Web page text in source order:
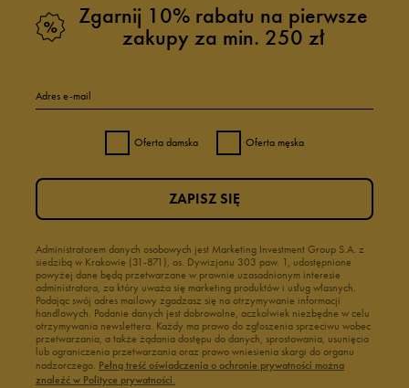
Zgarnij 10% rabatu na pierwsze
zakupy za min. 250 zł
Adres e-mail
Oferta damska Oferta męska
Administratorem danych osobowych jest Marketing Investment Group S.A. z
siedzibą w Krakowie (31-871), os. Dywizjonu 303 paw. 1, udostępnione
powyżej dane będą przetwarzane w prawnie uzasadnionym interesie
administratora, za który uważa się marketing produktów i usług własnych.
Podając swój adres mailowy zgadzasz się na otrzymywanie informacji
handlowych. Podanie danych jest dobrowolne, aczkolwiek niezbędne w celu
otrzymywania newslettera. Każdy ma prawo do zgłoszenia sprzeciwu wobec
przetwarzania, a także żądania dostępu do danych, sprostowania, usunięcia
lub ograniczenia przetwarzania oraz prawo wniesienia skargi do organu
nadzorczego. Pełną treść oświadczenia o ochronie prywatności można
znaleźć w Polityce prywatności.
ZAPISZ SIĘ